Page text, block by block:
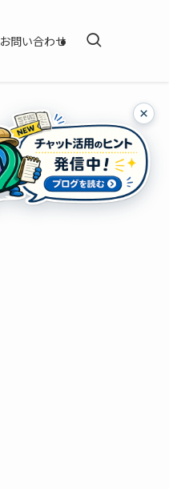
お問い合わせ
×